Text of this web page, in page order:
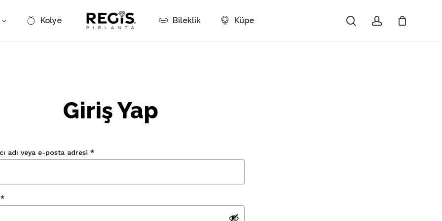
Kolye Bileklik Küpe searchaccount
Cart
Giriş Yap
adı veya e-posta adresi *Gerekli
*Gerekli